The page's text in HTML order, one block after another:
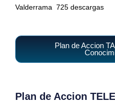
Valderrama 725 descargas
Plan de Accion
Plan de Accion